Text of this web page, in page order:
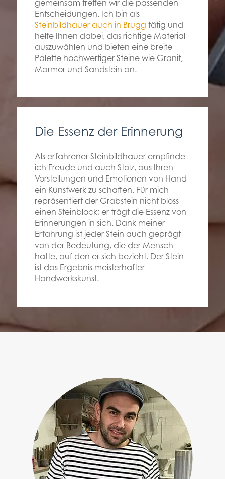
gemeinsam treffen wir die passenden
Entscheidungen. Ich bin als
Steinbildhauer auch in Brugg tätig und
helfe Ihnen dabei, das richtige Material
auszuwählen und bieten eine breite
Palette hochwertiger Steine wie Granit,
Marmor und Sandstein an.
Die Essenz der Erinnerung
Als erfahrener Steinbildhauer empfinde
ich Freude und auch Stolz, aus Ihren
Vorstellungen und Emotionen von Hand
ein Kunstwerk zu schaffen. Für mich
repräsentiert der Grabstein nicht bloss
einen Steinblock; er trägt die Essenz von
Erinnerungen in sich. Dank meiner
Erfahrung ist jeder Stein auch geprägt
von der Bedeutung, die der Mensch
hatte, auf den er sich bezieht. Der Stein
ist das Ergebnis meisterhafter
Handwerkskunst.